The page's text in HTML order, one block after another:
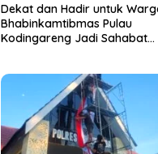
Dekat dan Hadir untuk
Bhabinkamtibmas Pulau
Kodingareng Jadi Sahabat